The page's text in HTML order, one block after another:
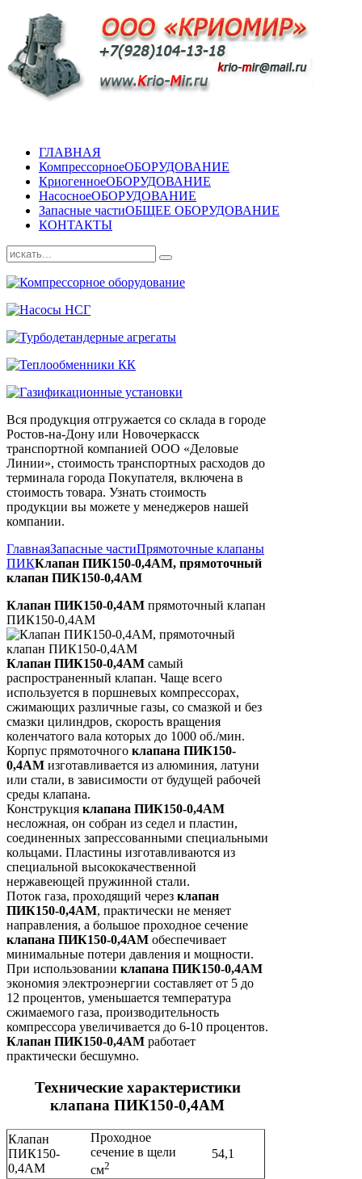
ГЛАВНАЯ
КомпрессорноеОБОРУДОВАНИЕ
КриогенноеОБОРУДОВАНИЕ
НасосноеОБОРУДОВАНИЕ
Запасные частиОБЩЕЕ ОБОРУДОВАНИЕ
КОНТАКТЫ
Вся продукция отгружается со склада в городе
Ростов-на-Дону или Новочеркасск
транспортной компанией ООО «Деловые
Линии», стоимость транспортных расходов до
терминала города Покупателя, включена в
стоимость товара. Узнать стоимость
продукции вы можете у менеджеров нашей
компании.
ГлавнаяЗапасные частиПрямоточные клапаны
ПИККлапан ПИК150-0,4АМ, прямоточный
клапан ПИК150-0,4АМ
Клапан ПИК150-0,4АМ прямоточный клапан
ПИК150-0,4АМ
Клапан ПИК150-0,4АМ самый
распространенный клапан. Чаще всего
используется в поршневых компрессорах,
сжимающих различные газы, со смазкой и без
смазки цилиндров, скорость вращения
коленчатого вала которых до 1000 об./мин.
Корпус прямоточного клапана ПИК150-
0,4АМ изготавливается из алюминия, латуни
или стали, в зависимости от будущей рабочей
среды клапана.
Конструкция клапана ПИК150-0,4АМ
несложная, он собран из седел и пластин,
соединенных запрессованными специальными
кольцами. Пластины изготавливаются из
специальной высококачественной
нержавеющей пружинной стали.
Поток газа, проходящий через клапан
ПИК150-0,4АМ, практически не меняет
направления, а большое проходное сечение
клапана ПИК150-0,4АМ обеспечивает
минимальные потери давления и мощности.
При использовании клапана ПИК150-0,4АМ
экономия электроэнергии составляет от 5 до
12 процентов, уменьшается температура
сжимаемого газа, производительность
компрессора увеличивается до 6-10 процентов.
Клапан ПИК150-0,4АМ работает
практически бесшумно.
Технические характеристики
клапана ПИК150-0,4АМ
Клапан
ПИК150-
0,4АМ
Проходное
сечение в щели
см2
54,1